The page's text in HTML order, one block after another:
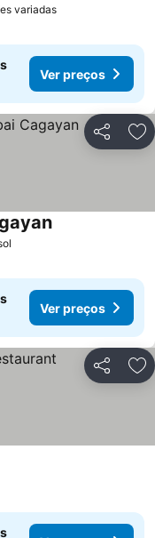
variadas
Ver preços
Partilhar
Ver preços
Partilhar